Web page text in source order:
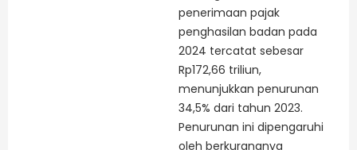
penerimaan pajak
penghasilan badan pada
2024 tercatat sebesar
Rp172,66 triliun,
menunjukkan penurunan
34,5% dari tahun 2023.
Penurunan ini dipengaruhi
oleh berkurangnya